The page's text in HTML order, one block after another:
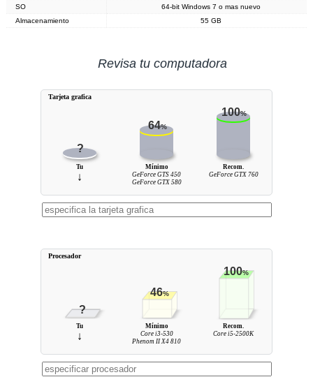
SO
64-bit Windows 7 o mas nuevo
Almacenamiento
55 GB
Revisa tu computadora
?
64%
100%
Tu
↓
Mínimo
GeForce GTS 450
GeForce GTX 580
Recom.
GeForce GTX 760
Tarjeta grafica
?
46%
100%
Tu
↓
Mínimo
Core i3-530
Phenom II X4 810
Recom.
Core i5-2500K
Procesador